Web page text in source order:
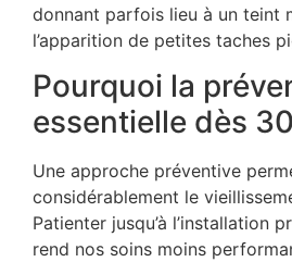
donnant parfois lieu à un teint
l’apparition de petites taches
Pourquoi la
essentielle dès
Une approche préventive
considérablement le
Patienter jusqu’à l’installation
rend nos soins moins